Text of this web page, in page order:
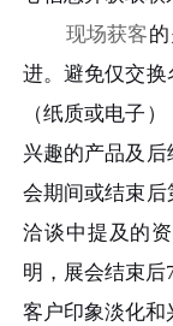
现场获客
进。避免仅交
（纸质或电子
兴趣的产品及
会期间或结束
洽谈中提及的
明，展会结束
客户印象淡化和